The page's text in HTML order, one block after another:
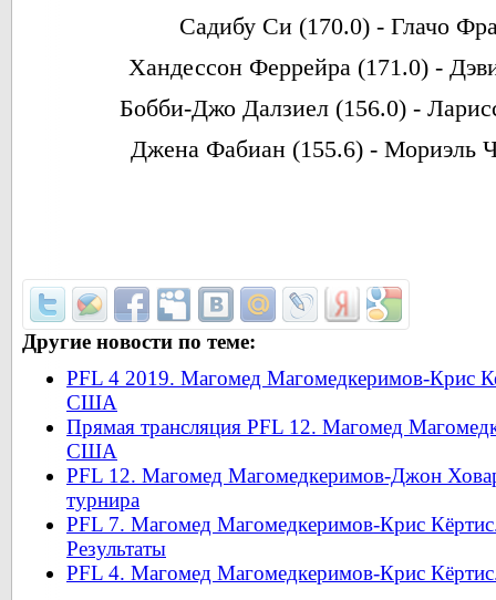
Садибу Си (170.0) - Глачо
Хандессон Феррейра (171.0) -
Бобби-Джо Далзиел (156.0) -
Джена Фабиан (155.6) - Мориэль
Другие новости по теме:
PFL 4 2019. Магомед Магомедкеримов-Крис
США
Прямая трансляция PFL 12. Магомед
США
PFL 12. Магомед Магомедкеримов-Джон
турнира
PFL 7. Магомед Магомедкеримов-Крис
Результаты
PFL 4. Магомед Магомедкеримов-Крис